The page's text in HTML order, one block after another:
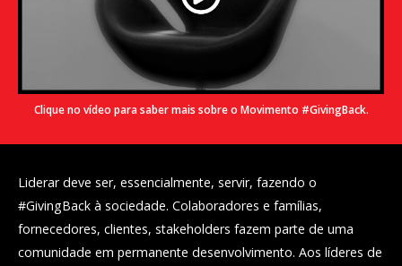
Clique no vídeo para saber mais sobre o Movimento #GivingBack.
Liderar deve ser, essencialmente, servir, fazendo o
#GivingBack à sociedade. Colaboradores e famílias,
fornecedores, clientes, stakeholders fazem parte de uma
comunidade em permanente desenvolvimento. Aos líderes de